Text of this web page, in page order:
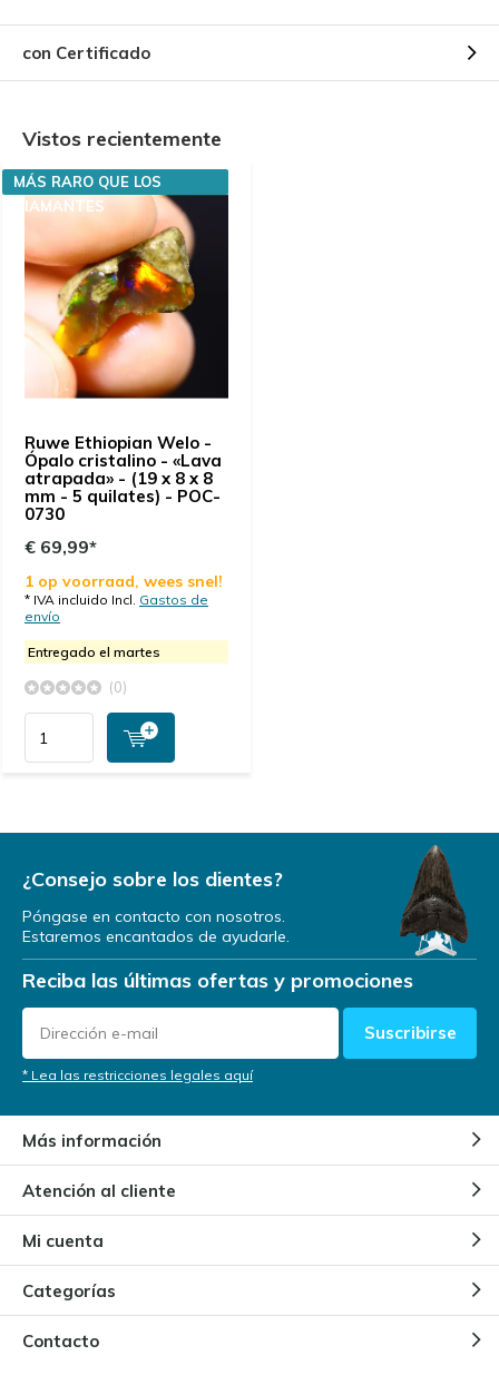
con Certificado
Vistos recientemente
Ruwe Ethiopian Welo -
Ópalo cristalino - «Lava
atrapada» - (19 x 8 x 8
mm - 5 quilates) - POC-
0730
MÁS RARO QUE LOS
DIAMANTES
€ 69,99*
1 op voorraad, wees snel!
* IVA incluido Incl. Gastos de
envío
Entregado el martes
(0)
¿Consejo sobre los dientes?
Póngase en contacto con nosotros.
Estaremos encantados de ayudarle.
Reciba las últimas ofertas y promociones
Suscribirse
* Lea las restricciones legales aquí
Más información
Atención al cliente
Mi cuenta
Categorías
Contacto